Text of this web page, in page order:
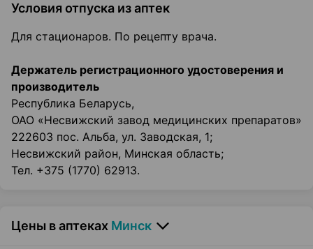
Условия отпуска из аптек
Для стационаров. По рецепту врача.
Держатель регистрационного удостоверения и
производитель
Республика Беларусь,
ОАО «Несвижский завод медицинских препаратов»
222603 пос. Альба, ул. Заводская, 1;
Несвижский район, Минская область;
Тел. +375 (1770) 62913.
Цены в аптеках Минск